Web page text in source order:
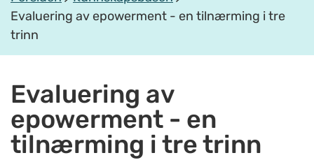
Evaluering av epowerment - en tilnærming i tre
trinn
Evaluering av
epowerment - en
tilnærming i tre trinn